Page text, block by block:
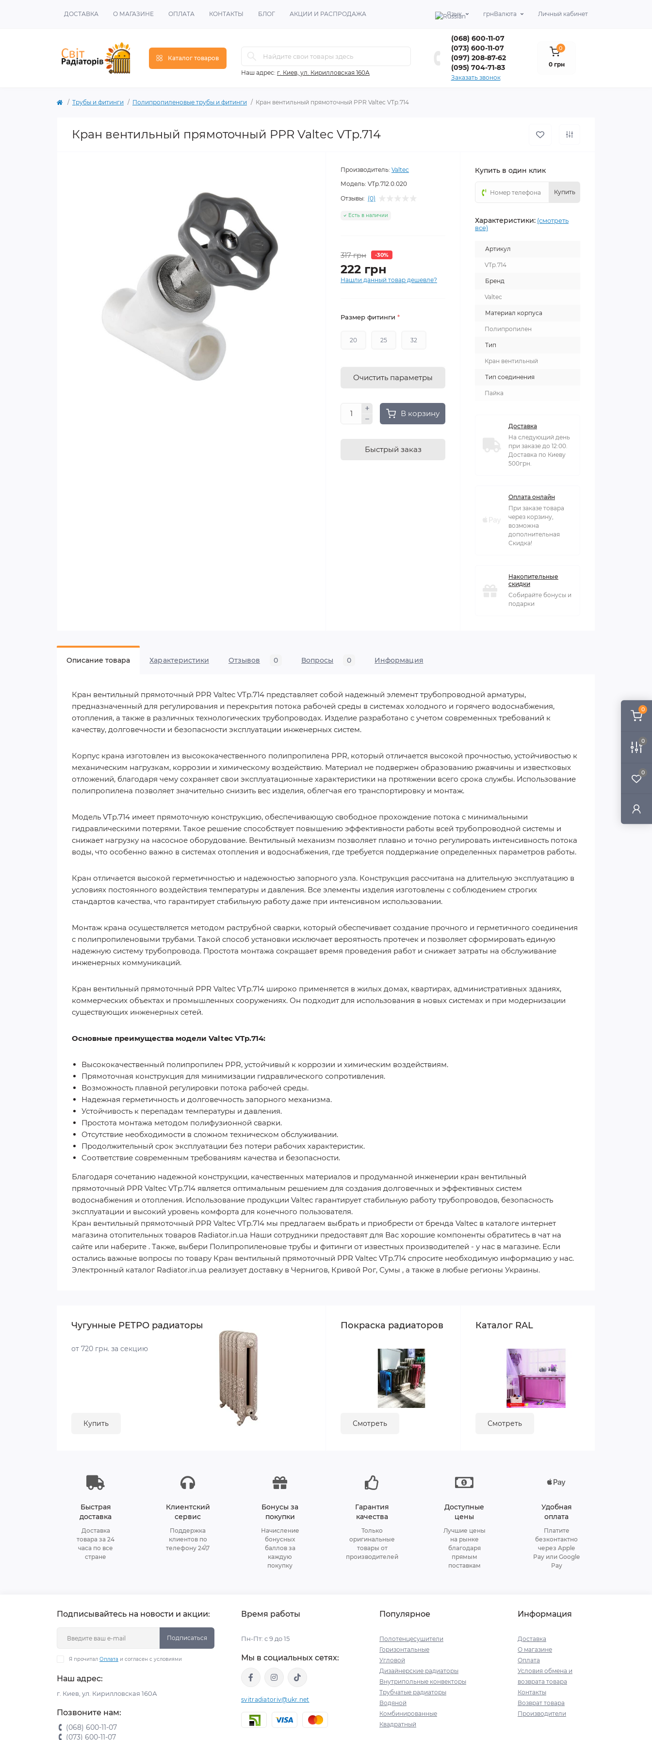
0
0
0
ДОСТАВКА О МАГАЗИНЕ ОПЛАТА КОНТАКТЫ БЛОГ АКЦИИ И РАСПРОДАЖА Язык грнВалюта Личный кабинет
Каталог товаров
Наш адрес: г. Киев, ул. Кирилловская 160А
(068) 600-11-07
(073) 600-11-07
(097) 208-87-62
(095) 704-71-83
Заказать звонок
0
0 грн
Трубы и фитинги Полипропиленовые трубы и фитинги Кран вентильный прямоточный PPR Valtec VTp.714
Кран вентильный прямоточный PPR Valtec VTp.714
Производитель: Valtec
Модель: VTp.712.0.020
Отзывы: (0)
Есть в наличии
317 грн -30%
222 грн
Нашли данный товар дешевле?
Размер фитинги *
20 25 32
Очистить параметры
В корзину
Быстрый заказ
Купить в один клик
Купить
Характеристики: (смотреть
все)
Артикул
VTp.714
Бренд
Valtec
Материал корпуса
Полипропилен
Тип
Кран вентильный
Тип соединения
Пайка
Доставка
На следующий день
при заказе до 12:00.
Доставка по Киеву
500грн.
Оплата онлайн
При заказе товара
через корзину,
возможна
дополнительная
Скидка!
Накопительные
скидки
Собирайте бонусы и
подарки
Описание товара Характеристики Отзывов 0 Вопросы 0 Информация
Кран вентильный прямоточный PPR Valtec VTp.714 представляет собой надежный элемент трубопроводной арматуры,
предназначенный для регулирования и перекрытия потока рабочей среды в системах холодного и горячего водоснабжения,
отопления, а также в различных технологических трубопроводах. Изделие разработано с учетом современных требований к
качеству, долговечности и безопасности эксплуатации инженерных систем.
Корпус крана изготовлен из высококачественного полипропилена PPR, который отличается высокой прочностью, устойчивостью к
механическим нагрузкам, коррозии и химическому воздействию. Материал не подвержен образованию ржавчины и известковых
отложений, благодаря чему сохраняет свои эксплуатационные характеристики на протяжении всего срока службы. Использование
полипропилена позволяет значительно снизить вес изделия, облегчая его транспортировку и монтаж.
Модель VTp.714 имеет прямоточную конструкцию, обеспечивающую свободное прохождение потока с минимальными
гидравлическими потерями. Такое решение способствует повышению эффективности работы всей трубопроводной системы и
снижает нагрузку на насосное оборудование. Вентильный механизм позволяет плавно и точно регулировать интенсивность потока
воды, что особенно важно в системах отопления и водоснабжения, где требуется поддержание определенных параметров работы.
Кран отличается высокой герметичностью и надежностью запорного узла. Конструкция рассчитана на длительную эксплуатацию в
условиях постоянного воздействия температуры и давления. Все элементы изделия изготовлены с соблюдением строгих
стандартов качества, что гарантирует стабильную работу даже при интенсивном использовании.
Монтаж крана осуществляется методом раструбной сварки, который обеспечивает создание прочного и герметичного соединения
с полипропиленовыми трубами. Такой способ установки исключает вероятность протечек и позволяет сформировать единую
надежную систему трубопровода. Простота монтажа сокращает время проведения работ и снижает затраты на обслуживание
инженерных коммуникаций.
Кран вентильный прямоточный PPR Valtec VTp.714 широко применяется в жилых домах, квартирах, административных зданиях,
коммерческих объектах и промышленных сооружениях. Он подходит для использования в новых системах и при модернизации
существующих инженерных сетей.
Основные преимущества модели Valtec VTp.714:
Высококачественный полипропилен PPR, устойчивый к коррозии и химическим воздействиям.
Прямоточная конструкция для минимизации гидравлического сопротивления.
Возможность плавной регулировки потока рабочей среды.
Надежная герметичность и долговечность запорного механизма.
Устойчивость к перепадам температуры и давления.
Простота монтажа методом полифузионной сварки.
Отсутствие необходимости в сложном техническом обслуживании.
Продолжительный срок эксплуатации без потери рабочих характеристик.
Соответствие современным требованиям качества и безопасности.
Благодаря сочетанию надежной конструкции, качественных материалов и продуманной инженерии кран вентильный
прямоточный PPR Valtec VTp.714 является оптимальным решением для создания долговечных и эффективных систем
водоснабжения и отопления. Использование продукции Valtec гарантирует стабильную работу трубопроводов, безопасность
эксплуатации и высокий уровень комфорта для конечного пользователя.
Кран вентильный прямоточный PPR Valtec VTp.714 мы предлагаем выбрать и приобрести от бренда Valtec в каталоге интернет
магазина отопительных товаров Radiator.in.ua Наши сотрудники предоставят для Вас хорошие компоненты обратитесь в чат на
сайте или наберите . Также, выбери Полипропиленовые трубы и фитинги от известных производителей - у нас в магазине. Если
остались важные вопросы по товару Кран вентильный прямоточный PPR Valtec VTp.714 спросите необходимую информацию у нас.
Электронный каталог Radiator.in.ua реализует доставку в Чернигов, Кривой Рог, Сумы , а также в любые регионы Украины.
Чугунные РЕТРО радиаторы
от 720 грн. за секцию
Купить
Покраска радиаторов
Смотреть
Каталог RAL
Смотреть
Быстрая
доставка
Доставка
товара за 24
часа по все
стране
Клиентский
сервис
Поддержка
клиентов по
телефону 24\7
Бонусы за
покупки
Начисление
бонусных
баллов за
каждую
покупку
Гарантия
качества
Только
оригинальные
товары от
производителей
Доступные
цены
Лучшие цены
на рынке
благодаря
прямым
поставкам
Удобная
оплата
Платите
безконтактно
через Apple
Pay или Google
Pay
Подписывайтесь на новости и акции:
Подписаться
Я прочитал Оплата и согласен с условиями
Наш адрес:
г. Киев, ул. Кирилловская 160А
Позвоните нам:
(068) 600-11-07
(073) 600-11-07
Время работы
Пн-Пт: с 9 до 15
Мы в социальных сетях:
svitradiatoriv@ukr.net
Популярное
Полотенцесушители
Горизонтальные
Угловой
Дизайнерские радиаторы
Внутрипольные конвекторы
Трубчатые радиаторы
Водяной
Комбинированные
Квадратный
Информация
Доставка
О магазине
Оплата
Условия обмена и
возврата товара
Контакты
Возврат товара
Производители